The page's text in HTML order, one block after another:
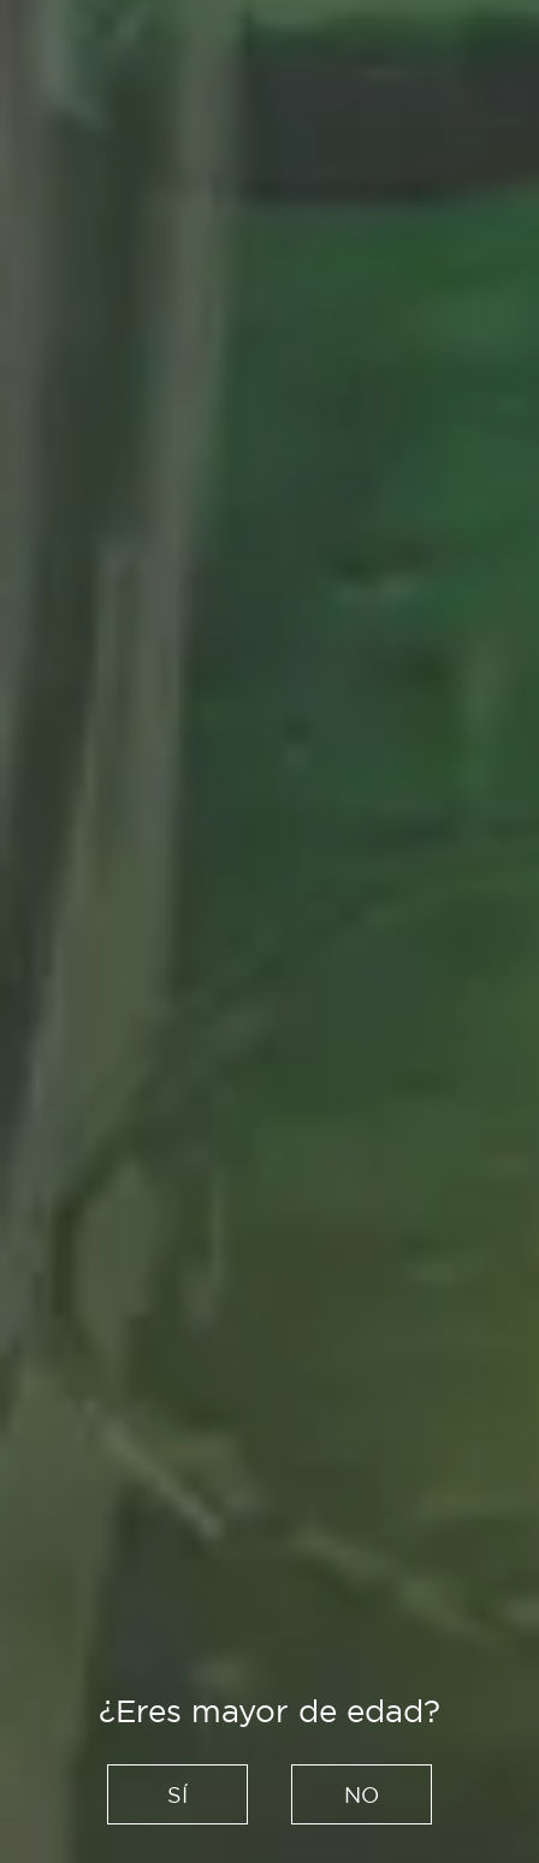
¿Eres mayor de edad?
SÍ NO
Larga vida a las patatas
bravas: paso a paso para